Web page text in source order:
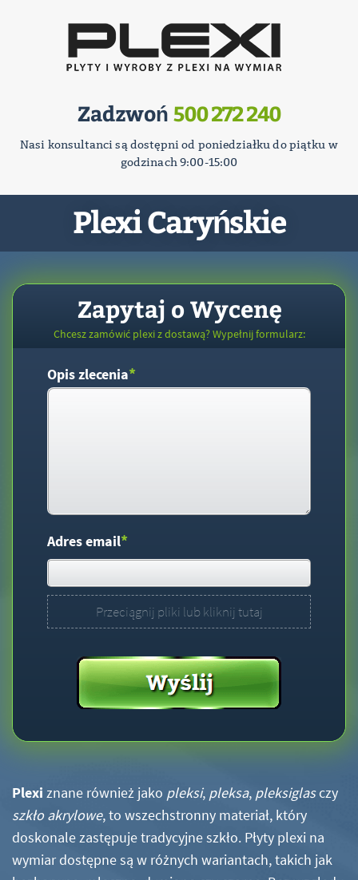
Zadzwoń 500 272 240
Nasi konsultanci są dostępni od poniedziałku do piątku w
godzinach 9:00-15:00
Plexi Caryńskie
Zapytaj o Wycenę
Chcesz zamówić plexi z dostawą? Wypełnij formularz:
Opis zlecenia*
Adres email*
Przeciągnij pliki lub kliknij tutaj
Plexi znane również jako pleksi, pleksa, pleksiglasczy
szkło akrylowe, to wszechstronny materiał, który
doskonale zastępuje tradycyjne szkło. Płyty plexi na
wymiar dostępne są w różnych wariantach, takich jak